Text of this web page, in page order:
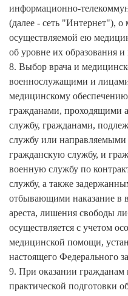
информационно-
(далее - сеть "Интернет"),
осуществляемой ею
об уровне их образования
8. Выбор врача и
военнослужащими и
медицинскому
гражданами, проходящими
службу, гражданами,
службу или направляемыми
гражданскую службу, и
военную службу по
службу, а также
отбывающими наказание в
ареста, лишения свободы
осуществляется с учетом
медицинской помощи,
настоящего Федерального
9. При оказании
практической подготовки